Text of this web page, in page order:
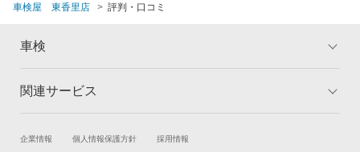
車検屋 東香里店
評判・口コミ
車検
トップ
車検の基礎知識 キャンペーン一覧
関連サービス
試乗・商談 新車購入
企業情報 個人情報保護方針 採用情報